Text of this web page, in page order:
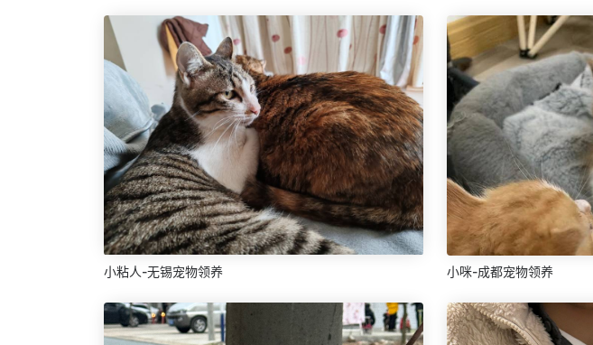
小粘人-无锡宠物领养 小咪-成都宠物领养